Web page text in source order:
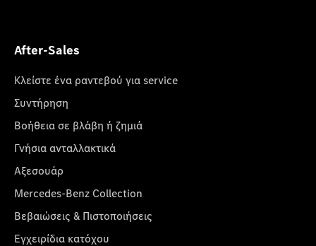
After-Sales
Κλείστε ένα ραντεβού για service
Συντήρηση
Βοήθεια σε βλάβη ή ζημιά
Γνήσια ανταλλακτικά
Αξεσουάρ
Mercedes-Benz Collection
Βεβαιώσεις & Πιστοποιήσεις
Εγχειρίδια κατόχου